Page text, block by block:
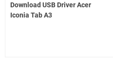
Download USB Driver Acer
Iconia Tab A3